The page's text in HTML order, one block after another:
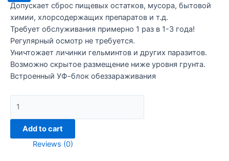
Допускает сброс пищевых остатков, мусора, бытовой
химии, хлорсодержащих препаратов и т.д.
Требует обслуживания примерно 1 раз в 1-3 года!
Регулярный осмотр не требуется.
Уничтожает личинки гельминтов и других паразитов.
Возможно скрытое размещение ниже уровня грунта.
Встроенный УФ-блок обеззараживания
плюс
quantity
Add to cart
Reviews (0)